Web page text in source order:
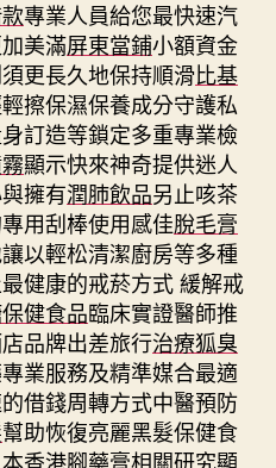
專業人員給您最快速汽
美滿屏東當鋪小額資金
更長久地保持順滑比基
擦保濕保養成分守護私
訂造等鎖定多重專業檢
顯示快來神奇提供迷人
擁有潤肺飲品另止咳茶
用刮棒使用感佳脫毛膏
以輕松清潔廚房等多種
健康的戒菸方式 緩解戒
健食品臨床實證醫師推
品牌出差旅行治療狐臭
業服務及精準媒合最適
借錢周轉方式中醫預防
幫助恢復亮麗黑髮保健食
香港腳藥膏相關研究顯